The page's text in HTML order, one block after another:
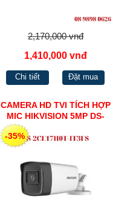
2,170,000 vnđ
1,410,000 vnđ
Chi tiết Đặt mua
CAMERA HD TVI TÍCH HỢP
MIC HIKVISION 5MP DS-
2CE17H0T-IT3FS
-35%